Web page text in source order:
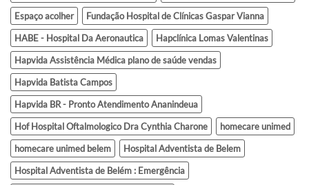
Espaço acolher
Fundação Hospital de Clínicas Gaspar Vianna
HABE - Hospital Da Aeronautica
Hapclínica Lomas Valentinas
Hapvida Assistência Médica plano de saúde vendas
Hapvida Batista Campos
Hapvida BR - Pronto Atendimento Ananindeua
Hof Hospital Oftalmologico Dra Cynthia Charone
homecare unimed
homecare unimed belem
Hospital Adventista de Belem
Hospital Adventista de Belém : Emergência